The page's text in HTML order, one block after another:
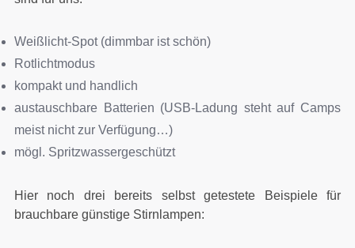
Weißlicht-Spot (dimmbar ist schön)
Rotlichtmodus
kompakt und handlich
austauschbare Batterien (USB-Ladung steht auf Camps
meist nicht zur Verfügung…)
mögl. Spritzwassergeschützt
Hier noch drei bereits selbst getestete Beispiele für
brauchbare günstige Stirnlampen: